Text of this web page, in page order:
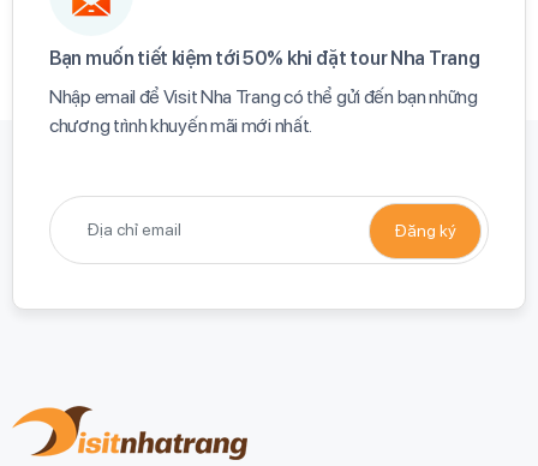
Bạn muốn tiết kiệm tới 50% khi đặt tour Nha Trang​
Nhập email để Visit Nha Trang có thể gửi đến bạn những
chương trình khuyến mãi mới nhất.​